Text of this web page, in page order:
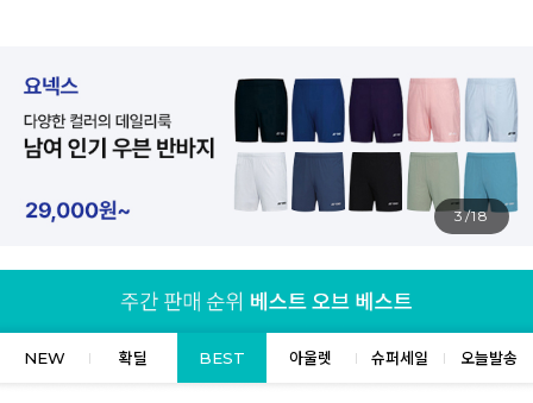
4/18
NEW 확딜 BEST 아울렛 슈퍼세일 오늘발송